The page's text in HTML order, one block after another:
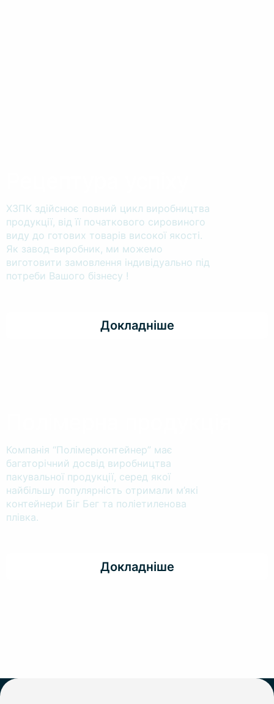
ХЗПК здійснює повний цикл виробництва
продукції, від її початкового сировиного
виду до готових товарів високої якості.
Як завод-виробник, ми можемо
виготовити замовлення індивідуально під
потреби Вашого бізнесу !
Докладніше
Компанія “Полімерконтейнер” має
багаторічний досвід виробництва
пакувальної продукції, серед якої
найбільшу популярність отримали м’які
контейнери Біг Бег та поліетиленова
плівка.
Докладніше